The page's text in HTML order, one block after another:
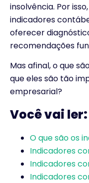
insolvência. Por
indicadores
oferecer
recomendações
Mas afinal, o que
que eles são tão
empresarial?
Você vai ler:
O que são os
Indicadores
Indicadores
Indicadores